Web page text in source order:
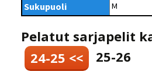
Sukupuoli M
Pelatut sarjapelit
24-25 <<
25-26